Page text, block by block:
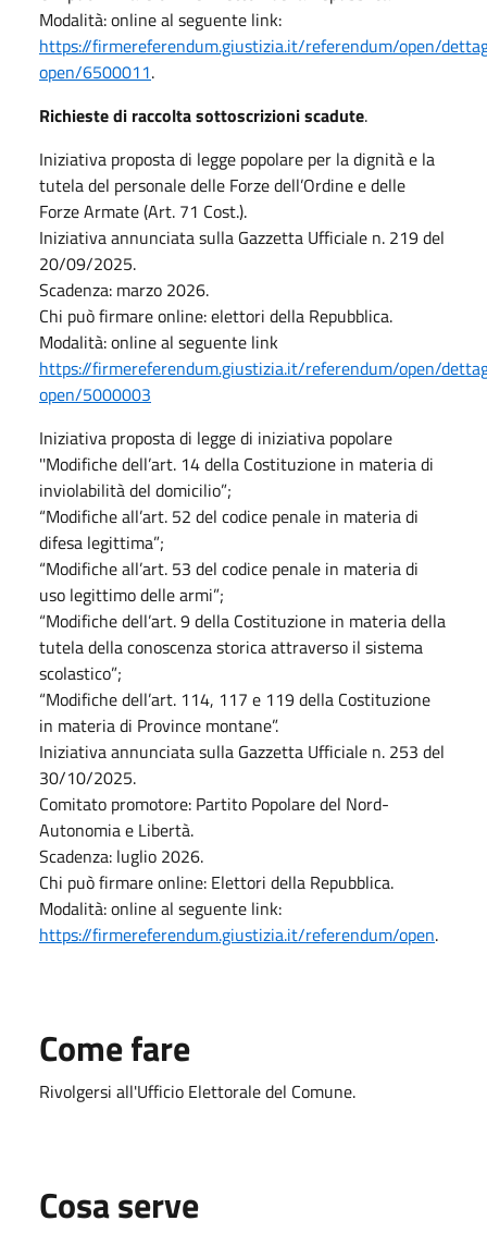
Modalità: online al seguente link:
https://firmereferendum.giustizia.it/referendum/open/
open/6500011.
Richieste di raccolta sottoscrizioni scadute.
Iniziativa proposta di legge popolare per la dignità e la
tutela del personale delle Forze dell’Ordine e delle
Forze Armate (Art. 71 Cost.).
Iniziativa annunciata sulla Gazzetta Ufficiale n. 219 del
20/09/2025.
Scadenza: marzo 2026.
Chi può firmare online: elettori della Repubblica.
Modalità: online al seguente link
https://firmereferendum.giustizia.it/referendum/open/
open/5000003
Iniziativa proposta di legge di iniziativa popolare
''Modifiche dell’art. 14 della Costituzione in materia di
inviolabilità del domicilio”;
“Modifiche all’art. 52 del codice penale in materia di
difesa legittima”;
“Modifiche all’art. 53 del codice penale in materia di
uso legittimo delle armi”;
“Modifiche dell’art. 9 della Costituzione in materia della
tutela della conoscenza storica attraverso il sistema
scolastico”;
“Modifiche dell’art. 114, 117 e 119 della Costituzione
in materia di Province montane”.
Iniziativa annunciata sulla Gazzetta Ufficiale n. 253 del
30/10/2025.
Comitato promotore: Partito Popolare del Nord-
Autonomia e Libertà.
Scadenza: luglio 2026.
Chi può firmare online: Elettori della Repubblica.
Modalità: online al seguente link:
https://firmereferendum.giustizia.it/referendum/open.
Come fare
Rivolgersi all'Ufficio Elettorale del Comune.
Cosa serve